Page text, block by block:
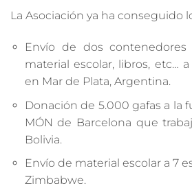
La Asociación ya ha conseguido
Envío de dos contenedores
material escolar, libros, etc…
en Mar de Plata, Argentina.
Donación de 5.000 gafas a la
MÓN de Barcelona que
Bolivia.
Envío de material escolar a 7
Zimbabwe.